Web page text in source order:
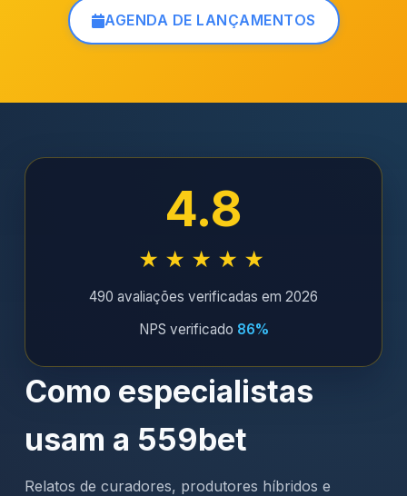
AGENDA DE LANÇAMENTOS
4.8
★★★★★
490 avaliações verificadas em 2026
NPS verificado 86%
Como especialistas
usam a 559bet
Relatos de curadores, produtores híbridos e